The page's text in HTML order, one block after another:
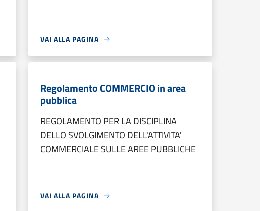
VAI ALLA PAGINA
Regolamento COMMERCIO in area
pubblica
REGOLAMENTO PER LA DISCIPLINA
DELLO SVOLGIMENTO DELL'ATTIVITA'
COMMERCIALE SULLE AREE PUBBLICHE
VAI ALLA PAGINA